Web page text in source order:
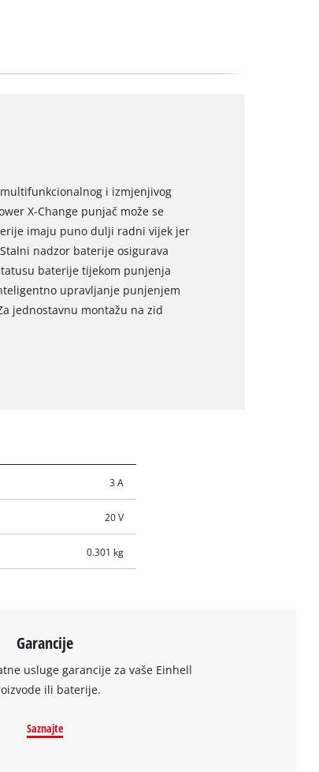
multifunkcionalnog i izmjenjivog
X-Change punjač može se
imaju puno dulji radni vijek jer
nadzor baterije osigurava
baterije tijekom punjenja
upravljanje punjenjem
jednostavnu montažu na zid
3 A
20 V
0.301 kg
Garancije
usluge garancije za vaše Einhell
ili baterije.
Saznajte